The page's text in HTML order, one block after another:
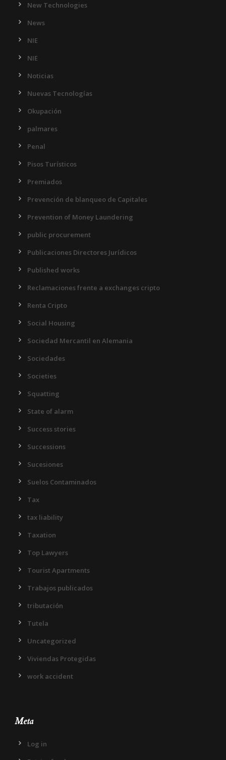
New Technologies
News
NIE
NIE
Noticias
Nuevas Tecnologías
Okupación
palmares
Penal
Pisos Turísticos
Premiados
Prevención de blanqueo de Capitales
Prevention of Money Laundering
public procurement
Publicaciones Directores Jurídicos
Published works
Reclamaciones frente a exchanges cripto
Renta Cripto
Social Housing
Sociedad Mercantil en Alemania
Sociedades
Societies
Squatting
State of alarm
Success stories
Successions
Sucesiones
Suelos Contaminados
Tax
tax liability
Taxation
Top Lawyers
Tourist Apartments
Trabajos publicados
tributación
Tutela
Uncategorized
Viviendas Protegidas
work accident
Meta
Log in